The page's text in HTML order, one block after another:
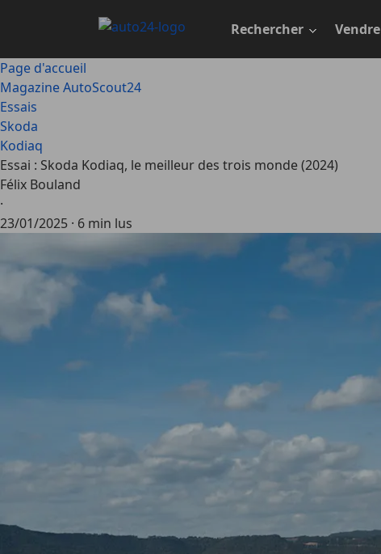
principal
Rechercher Vendre
Page d'accueil
Magazine AutoScout24
Essais
Skoda
Kodiaq
Essai : Skoda Kodiaq, le meilleur des trois monde (2024)
Félix Bouland
·
23/01/2025 · 6 min lus